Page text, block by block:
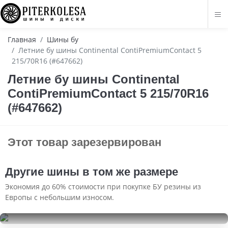
Главная
Шины бу
Летние бу шины Continental ContiPremiumContact 5
215/70R16 (#647662)
Летние бу шины Continental
ContiPremiumContact 5 215/70R16
(#647662)
Этот товар зарезервирован
Другие шины в том же размере
Экономия до 60% стоимости при покупке БУ резины из
Европы с небольшим износом.